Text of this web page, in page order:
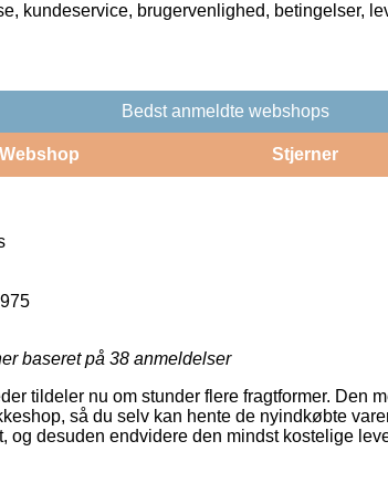
kundeservice, brugervenlighed, betingelser,
Bedst anmeldte webshops
Webshop Stjerner
baseret på 38 anmeldelser
tildeler nu om stunder flere fragtformer. Den
så du selv kan hente de nyindkøbte
og desuden endvidere den mindst kostelige